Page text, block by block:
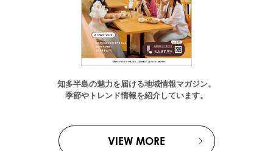
知多半島の魅力を届ける地域情報マガジン。
季節やトレンド情報を紹介しています。
VIEW MORE